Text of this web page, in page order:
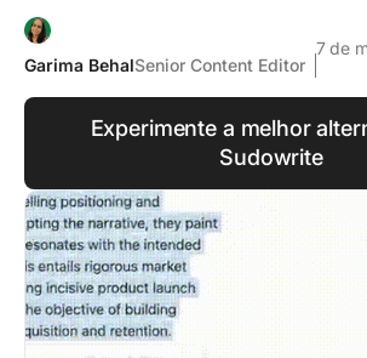
Garima BehalSenior Content Editor
7 de
Experimente a melhor
Sudowrite